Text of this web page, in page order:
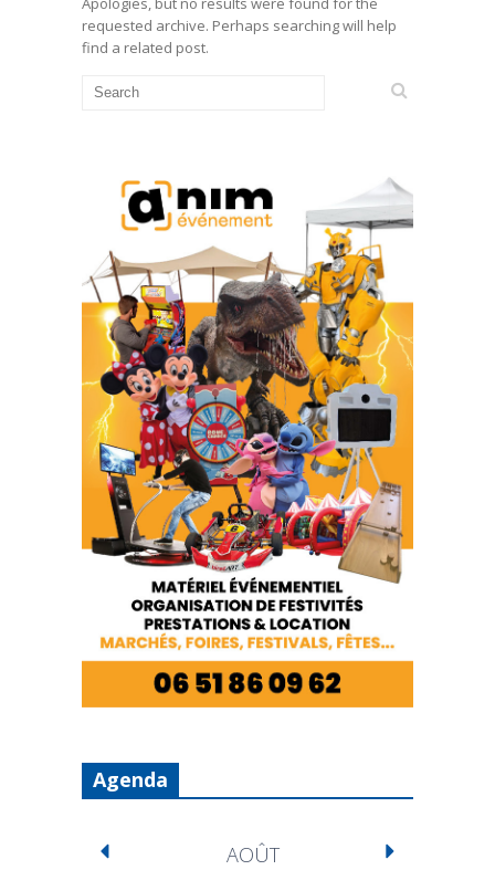
requested archive. Perhaps searching will help
find a related post.
Agenda
AOÛT